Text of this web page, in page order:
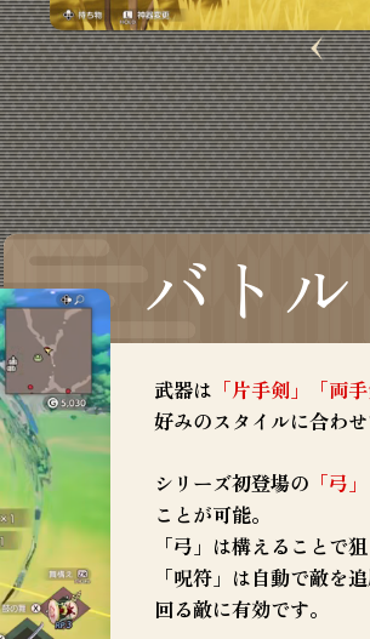
バトル
武器は 「片手剣」「両
好みのスタイルに合わ
シリーズ初登場の 「弓
ことが可能。
「弓」は構えることで
「呪符」は自動で敵を
回る敵に有効です。